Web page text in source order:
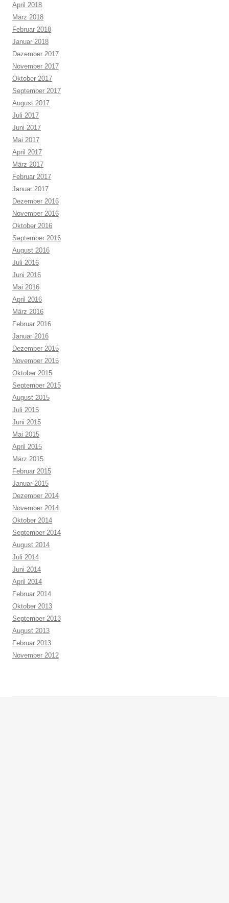
April 2018
März 2018
Februar 2018
Januar 2018
Dezember 2017
November 2017
Oktober 2017
September 2017
August 2017
Juli 2017
Juni 2017
Mai 2017
April 2017
März 2017
Februar 2017
Januar 2017
Dezember 2016
November 2016
Oktober 2016
September 2016
August 2016
Juli 2016
Juni 2016
Mai 2016
April 2016
März 2016
Februar 2016
Januar 2016
Dezember 2015
November 2015
Oktober 2015
September 2015
August 2015
Juli 2015
Juni 2015
Mai 2015
April 2015
März 2015
Februar 2015
Januar 2015
Dezember 2014
November 2014
Oktober 2014
September 2014
August 2014
Juli 2014
Juni 2014
April 2014
Februar 2014
Oktober 2013
September 2013
August 2013
Februar 2013
November 2012